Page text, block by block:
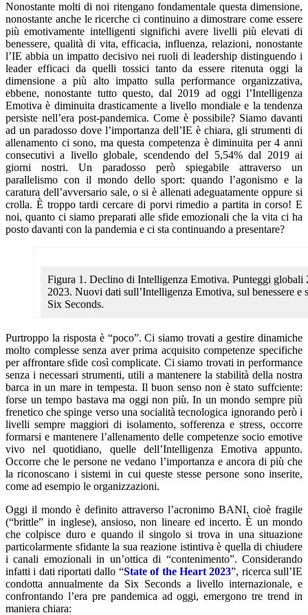
Nonostante molti di noi ritengano fondamentale questa dimensione,
nonostante anche le ricerche ci continuino a dimostrare come essere
più emotivamente intelligenti significhi avere livelli più elevati di
benessere, qualità di vita, efficacia, influenza, relazioni, nonostante
l’IE abbia un impatto decisivo nei ruoli di leadership distinguendo i
leader efficaci da quelli tossici tanto da essere ritenuta oggi la
dimensione a più alto impatto sulla performance organizzativa,
ebbene, nonostante tutto questo, dal 2019 ad oggi l’Intelligenza
Emotiva è diminuita drasticamente a livello mondiale e la tendenza
persiste nell’era post-pandemica. Come è possibile? Siamo davanti
ad un paradosso dove l’importanza dell’IE è chiara, gli strumenti di
allenamento ci sono, ma questa competenza è diminuita per 4 anni
consecutivi a livello globale, scendendo del 5,54% dal 2019 ai
giorni nostri. Un paradosso però spiegabile attraverso un
parallelismo con il mondo dello sport: quando l’agonismo e la
caratura dell’avversario sale, o si è allenati adeguatamente oppure si
crolla. È troppo tardi cercare di porvi rimedio a partita in corso! E
noi, quanto ci siamo preparati alle sfide emozionali che la vita ci ha
posto davanti con la pandemia e ci sta continuando a presentare?
Figura 1. Declino di Intelligenza Emotiva. Punteggi globali
2023. Nuovi dati sull’Intelligenza Emotiva, sul benessere e
Six Seconds.
Purtroppo la risposta è “poco”. Ci siamo trovati a gestire dinamiche
molto complesse senza aver prima acquisito competenze specifiche
per affrontare sfide così complicate. Ci siamo trovati in performance
senza i necessari strumenti, utili a mantenere la stabilità della nostra
barca in un mare in tempesta. Il buon senso non è stato suffciente:
forse un tempo bastava ma oggi non più. In un mondo sempre più
frenetico che spinge verso una socialità tecnologica ignorando però i
livelli sempre maggiori di isolamento, sofferenza e stress, occorre
formarsi e mantenere l’allenamento delle competenze socio emotive
vivo nel quotidiano, quelle dell’Intelligenza Emotiva appunto.
Occorre che le persone ne vedano l’importanza e ancora di più che
la riconoscano i sistemi in cui queste stesse persone sono inserite,
come ad esempio le organizzazioni.
Oggi il mondo è definito attraverso l’acronimo BANI, cioè fragile
(“brittle” in inglese), ansioso, non lineare ed incerto. È un mondo
che colpisce duro e quando il singolo si trova in una situazione
particolarmente sfidante la sua reazione istintiva è quella di chiudere
i canali emozionali in un’ottica di “contenimento”. Considerando
infatti i dati riportati dallo “State of the Heart 2023”, ricerca sull’IE
condotta annualmente da Six Seconds a livello internazionale, e
confrontando l’era pre pandemica ad oggi, emergono tre trend in
maniera chiara: